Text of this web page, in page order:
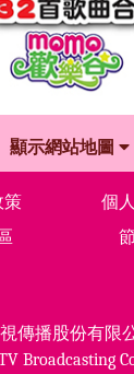
顯示網站地圖
策
個
傳播股份有限
Broadcasting